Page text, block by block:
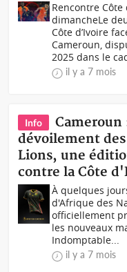
Rencontre
dimancheLe
Côte d’Ivoire
Cameroun,
2025 dans le
il y a 7 mois
Info
Cameroun
dévoilement
Lions, une
contre la Côte
À quelques
d'Afrique des
officiellement
les nouveaux
Indomptable...
il y a 7 mois